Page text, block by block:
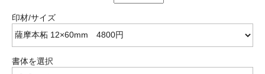
印材/サイズ
書体を選択